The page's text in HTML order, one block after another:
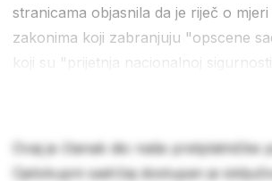
stranicama objasnila da je riječ o
zakonima koji zabranjuju "opscene
koji su "prijetnja nacionalnoj
Ovaj je članak dio naše pretplatničke
Cjelokupni sadržaj dostupan je